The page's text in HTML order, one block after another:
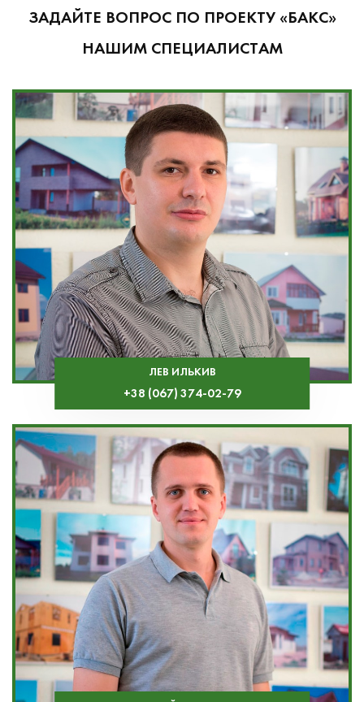
ЗАДАЙТЕ ВОПРОС ПО ПРОЕКТУ «БАКС»
НАШИМ СПЕЦИАЛИСТАМ
ЛЕВ ИЛЬКИВ
+38 (067) 374-02-79